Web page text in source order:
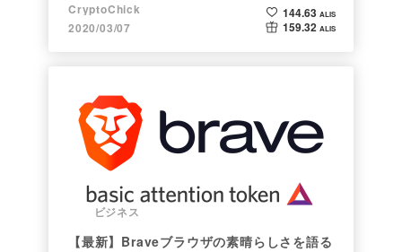
CryptoChick
2020/03/07
144.63 ALIS
159.32 ALIS
ビジネス
【最新】Braveブラウザの素晴らしさを語る